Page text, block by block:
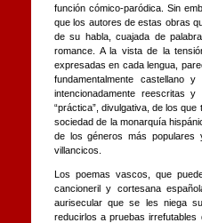
función cómico-paródica. Sin
que los autores de estas obras
de su habla, cuajada de
romance. A la vista de la
expresadas en cada lengua,
fundamentalmente
intencionadamente reescritas
“práctica”, divulgativa, de los
sociedad de la monarquía
de los géneros más populares
villancicos.
Los poemas vascos, que
cancioneril y cortesana
aurisecular que se les niega
reducirlos a pruebas